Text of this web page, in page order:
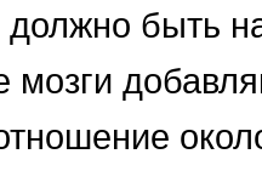
должно быть
мозги